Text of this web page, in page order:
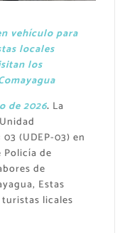
vehículo para
locales
los
de 2026. La
(UDEP-03) en
de
de
Estas
licales